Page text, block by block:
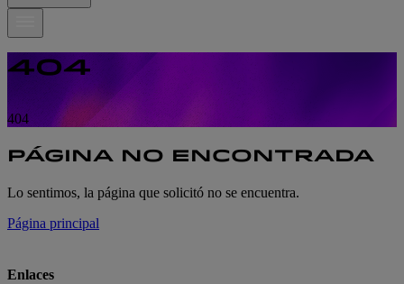
404
404
PÁGINA NO ENCONTRADA
Lo sentimos, la página que solicitó no se encuentra.
Página principal
Enlaces